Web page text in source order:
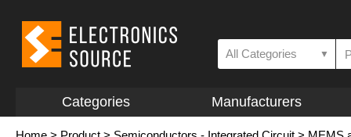
All Categories ▼
Categories Manufacturers